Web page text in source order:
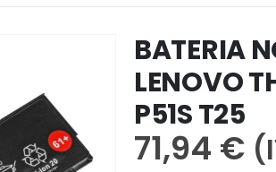
BATERIA
LENOVO
P51S T25
71,94 €